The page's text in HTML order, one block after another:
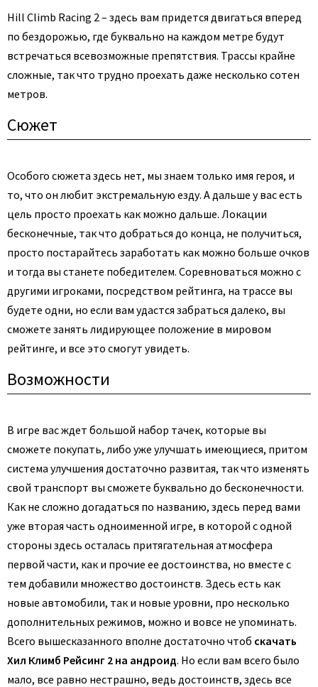
Hill Climb Racing 2 – здесь вам придется двигаться вперед
по бездорожью, где буквально на каждом метре будут
встречаться всевозможные препятствия. Трассы крайне
сложные, так что трудно проехать даже несколько сотен
метров.
Сюжет
Особого сюжета здесь нет, мы знаем только имя героя, и
то, что он любит экстремальную езду. А дальше у вас есть
цель просто проехать как можно дальше. Локации
бесконечные, так что добраться до конца, не получиться,
просто постарайтесь заработать как можно больше очков
и тогда вы станете победителем. Соревноваться можно с
другими игроками, посредством рейтинга, на трассе вы
будете одни, но если вам удастся забраться далеко, вы
сможете занять лидирующее положение в мировом
рейтинге, и все это смогут увидеть.
Возможности
В игре вас ждет большой набор тачек, которые вы
сможете покупать, либо уже улучшать имеющиеся, притом
система улучшения достаточно развитая, так что изменять
свой транспорт вы сможете буквально до бесконечности.
Как не сложно догадаться по названию, здесь перед вами
уже вторая часть одноименной игре, в которой с одной
стороны здесь осталась притягательная атмосфера
первой части, как и прочие ее достоинства, но вместе с
тем добавили множество достоинств. Здесь есть как
новые автомобили, так и новые уровни, про несколько
дополнительных режимов, можно и вовсе не упоминать.
Всего вышесказанного вполне достаточно чтоб скачать
Хил Климб Рейсинг 2 на андроид. Но если вам всего было
мало, все равно нестрашно, ведь достоинств, здесь все